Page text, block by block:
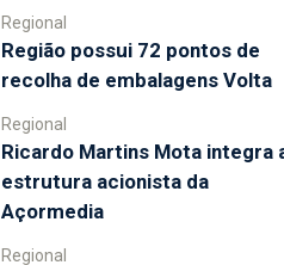
Regional
Região possui 72 pontos de
recolha de embalagens Volta
Regional
Ricardo Martins Mota integra
estrutura acionista da
Açormedia
Regional